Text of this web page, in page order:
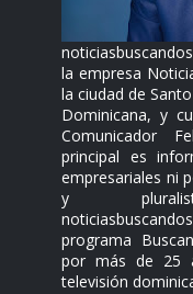
la empresa
la ciudad de
Dominicana, y
Comunicador
principal es
empresariales ni
y
programa
por más de 25
televisión